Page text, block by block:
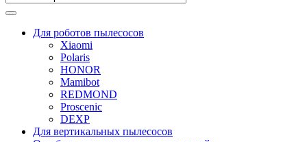
Для роботов пылесосов
Xiaomi
Polaris
HONOR
Mamibot
REDMOND
Proscenic
DEXP
Для вертикальных пылесосов